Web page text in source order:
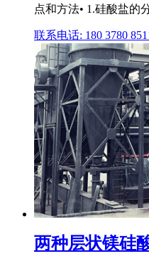
点和方法• 1.硅酸盐的
联系电话: 180 3780
两种层状镁硅